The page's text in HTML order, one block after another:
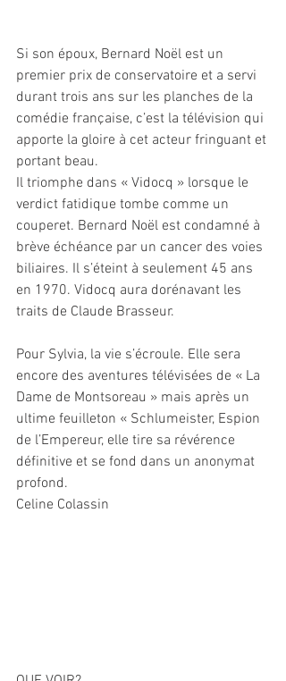
Si son époux, Bernard Noël est un
premier prix de conservatoire et a servi
durant trois ans sur les planches de la
comédie française, c’est la télévision qui
apporte la gloire à cet acteur fringuant et
portant beau.
Il triomphe dans « Vidocq » lorsque le
verdict fatidique tombe comme un
couperet. Bernard Noël est condamné à
brève échéance par un cancer des voies
biliaires. Il s’éteint à seulement 45 ans
en 1970. Vidocq aura dorénavant les
traits de Claude Brasseur.
Pour Sylvia, la vie s’écroule. Elle sera
encore des aventures télévisées de « La
Dame de Montsoreau » mais après un
ultime feuilleton « Schlumeister, Espion
de l’Empereur, elle tire sa révérence
définitive et se fond dans un anonymat
profond.
Celine Colassin